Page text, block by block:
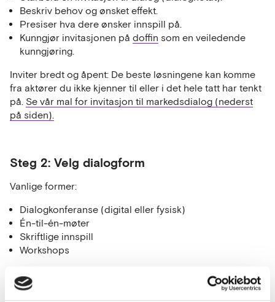
Beskriv behov og ønsket effekt.
Presiser hva dere ønsker innspill på.
Kunngjør invitasjonen på doffin som en veiledende
kunngjøring.
Inviter bredt og åpent: De beste løsningene kan komme
fra aktører du ikke kjenner til eller i det hele tatt har tenkt
på. Se vår mal for invitasjon til markedsdialog (nederst
på siden).
Steg 2: Velg dialogform
Vanlige former:
Dialogkonferanse (digital eller fysisk)
Én-til-én-møter
Skriftlige innspill
Workshops
Valg av form avhenger av kompleksitet og marked. Les
mer om hver enkelt form lenger ned.